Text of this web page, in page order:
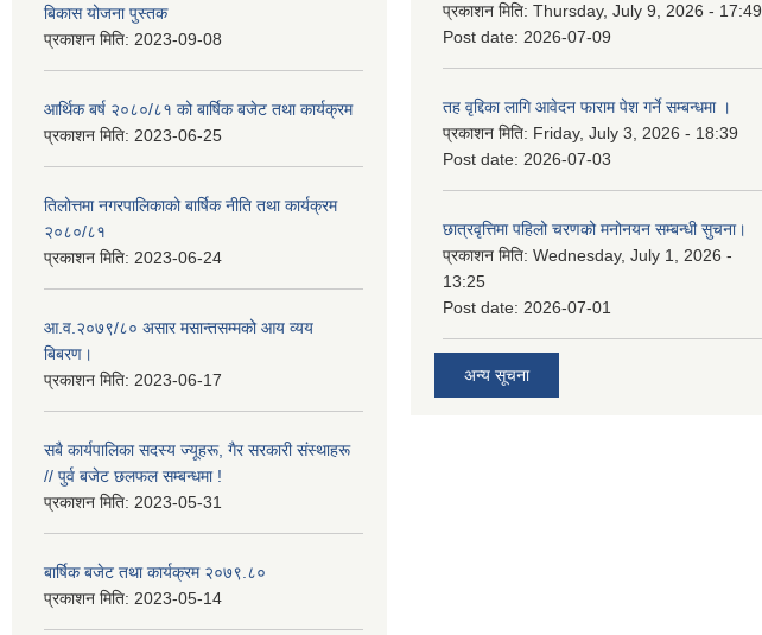
बिकास योजना पुस्तक
प्रकाशन मिति: 2023-09-08
आर्थिक बर्ष २०८०/८१ को बार्षिक बजेट तथा कार्यक्रम
प्रकाशन मिति: 2023-06-25
तिलोत्तमा नगरपालिकाको बार्षिक नीति तथा कार्यक्रम
२०८०/८१
प्रकाशन मिति: 2023-06-24
आ.व.२०७९/८० असार मसान्तसम्मको आय व्यय
बिबरण।
प्रकाशन मिति: 2023-06-17
सबै कार्यपालिका सदस्य ज्यूहरू, गैर सरकारी संस्थाहरू
// पुर्व बजेट छलफल सम्बन्धमा !
प्रकाशन मिति: 2023-05-31
बार्षिक बजेट तथा कार्यक्रम २०७९.८०
प्रकाशन मिति: 2023-05-14
प्रकाशन मिति: Thursday, July 9, 2026 - 17:49
Post date: 2026-07-09
तह वृद्दिका लागि आवेदन फाराम पेश गर्ने सम्बन्धमा ।
प्रकाशन मिति: Friday, July 3, 2026 - 18:39
Post date: 2026-07-03
छात्रवृत्तिमा पहिलो चरणको मनोनयन सम्बन्धी सुचना।
प्रकाशन मिति: Wednesday, July 1, 2026 -
13:25
Post date: 2026-07-01
अन्य सूचना